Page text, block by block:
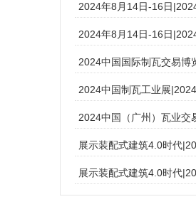
2024年8月14日-16日
2024年8月14日-16日
2024中国国际制瓦交易博
2024中国制瓦工业展
2024中国（广州）瓦业交
展示装配式建筑4.0时代
展示装配式建筑4.0时代